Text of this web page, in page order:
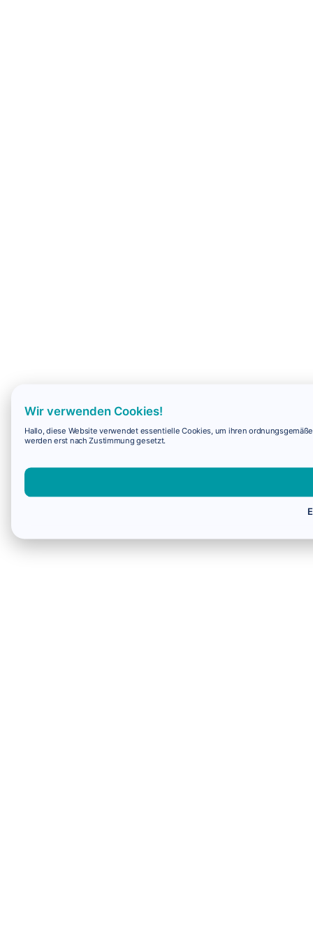
Wir verwenden Cookies!
Hallo, diese Website verwendet essentielle Cookies, um ihren
werden erst nach Zustimmung gesetzt.